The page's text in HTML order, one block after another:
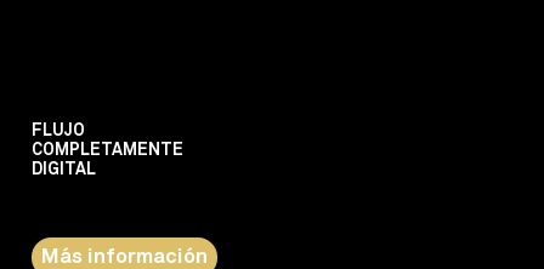
FLUJO
COMPLETAMENTE
DIGITAL
Más información